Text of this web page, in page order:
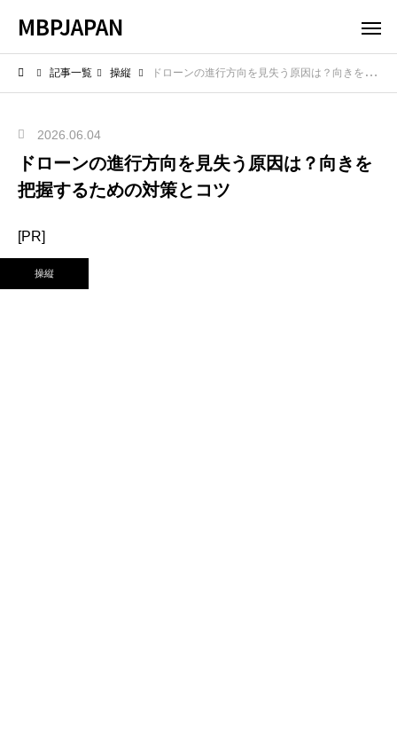
MBPJAPAN
記事一覧 操縦 ドローンの進行方向を見失う原因は？向きを把握するための対策とコツ
2026.06.04
ドローンの進行方向を見失う原因は？向きを
把握するための対策とコツ
[PR]
操縦